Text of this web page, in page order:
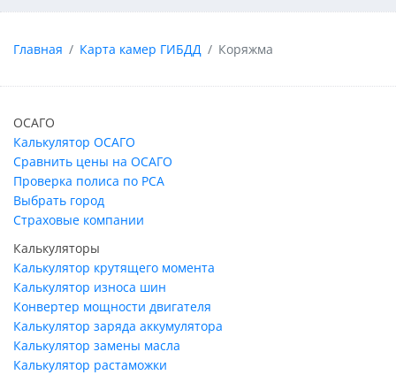
Главная Карта камер ГИБДД Коряжма
ОСАГО
Калькулятор ОСАГО
Сравнить цены на ОСАГО
Проверка полиса по РСА
Выбрать город
Страховые компании
Калькуляторы
Калькулятор крутящего момента
Калькулятор износа шин
Конвертер мощности двигателя
Калькулятор заряда аккумулятора
Калькулятор замены масла
Калькулятор растаможки